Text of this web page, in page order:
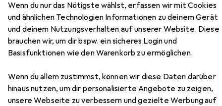
Wenn du nur das Nötigste wählst, erfassen wir mit Cookies
und ähnlichen Technologien Informationen zu deinem Gerät
und deinem Nutzungsverhalten auf unserer Website. Diese
brauchen wir, um dir bspw. ein sicheres Login und
Basisfunktionen wie den Warenkorb zu ermöglichen.
Wenn du allem zustimmst, können wir diese Daten darüber
hinaus nutzen, um dir personalisierte Angebote zu zeigen,
unsere Webseite zu verbessern und gezielte Werbung auf
EUR
52,24
Vicco Lorio
105 x 30 x 18.20 cm
Zubehör für Vicco Lorio